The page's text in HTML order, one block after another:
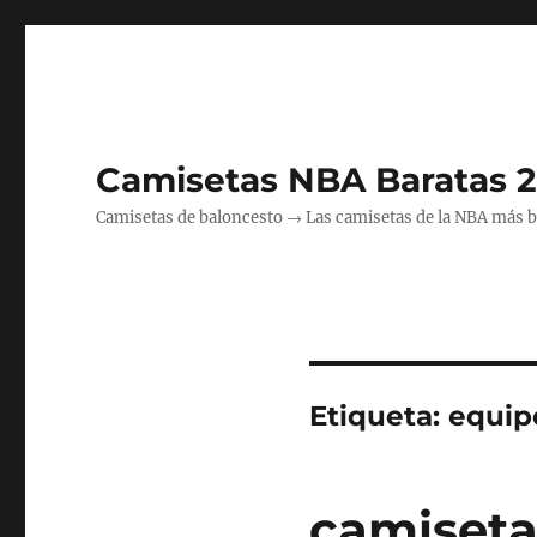
Camisetas NBA Baratas
Camisetas de baloncesto → Las camisetas de la NBA más
Etiqueta: